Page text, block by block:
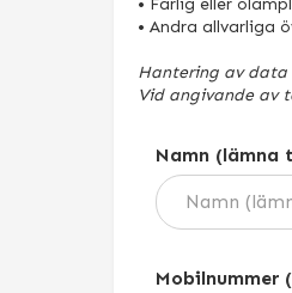
• Farlig eller
• Andra allvarliga
Hantering av data
Vid angivande av
Namn (lämna